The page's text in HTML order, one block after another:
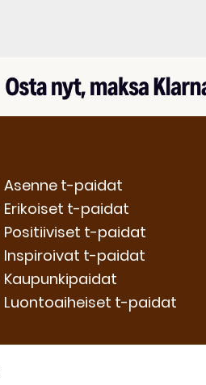
Asenne t-paidat
Erikoiset t-paidat
Positiiviset t-paidat
Inspiroivat t-paidat
Kaupunkipaidat
Luontoaiheiset t-paidat